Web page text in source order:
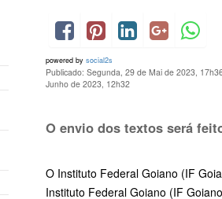
powered by social2s
Publicado: Segunda, 29 de Mai de 2023,
Junho de 2023, 12h32
O envio dos textos será
O Instituto Federal Goiano (IF
Instituto Federal Goiano (IF